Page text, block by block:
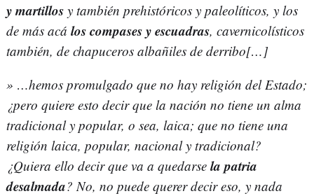
y martillos y también prehistóricos y paleolíticos, y los
de más acá los compases y escuadras, cavernicolísticos
también, de chapuceros albañiles de derribo[…]
» …hemos promulgado que no hay religión del Estado;
¿pero quiere esto decir que la nación no tiene un alma
tradicional y popular, o sea, laica; que no tiene una
religión laica, popular, nacional y tradicional?
¿Quiera ello decir que va a quedarse la patria
desalmada? No, no puede querer decir eso, y nada